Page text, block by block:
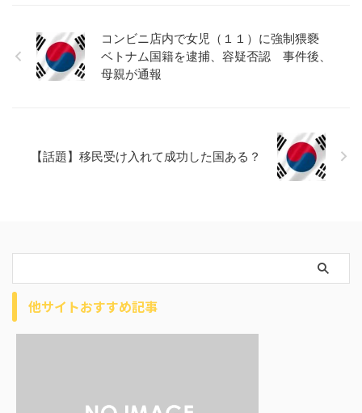
コンビニ店内で女児（１１）に強制猥褻
ベトナム国籍を逮捕、容疑否認 事件後、
母親が通報
【話題】移民受け入れて成功した国ある？
他サイトおすすめ記事